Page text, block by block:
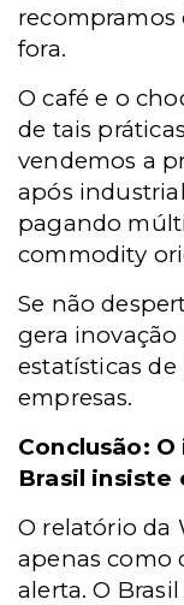
recompramos
fora.
O café e o
de tais
vendemos a
após
pagando
commodity
Se não
gera
estatísticas
empresas.
Conclusão:
Brasil insiste
O relatório da
apenas como
alerta. O